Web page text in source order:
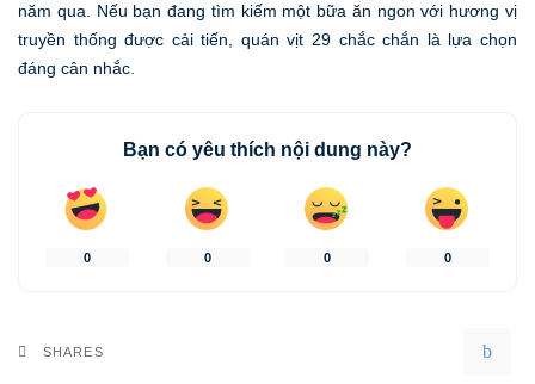
năm qua. Nếu bạn đang tìm kiếm một bữa ăn ngon với hương vị
truyền thống được cải tiến, quán vịt 29 chắc chắn là lựa chọn
đáng cân nhắc.
Bạn có yêu thích nội dung này?
0 0 0 0
SHARES